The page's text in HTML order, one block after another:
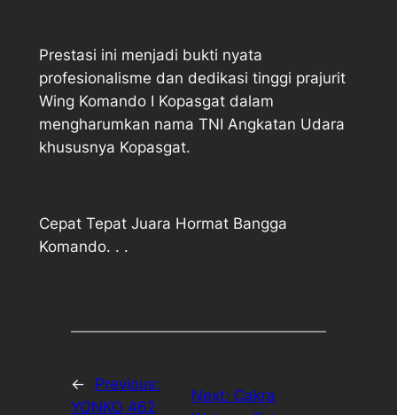
Prestasi ini menjadi bukti nyata
profesionalisme dan dedikasi tinggi prajurit
Wing Komando I Kopasgat dalam
mengharumkan nama TNI Angkatan Udara
khususnya Kopasgat.
Cepat Tepat Juara Hormat Bangga
Komando. . .
←
Previous:
YONKO 462
Next: Cakra